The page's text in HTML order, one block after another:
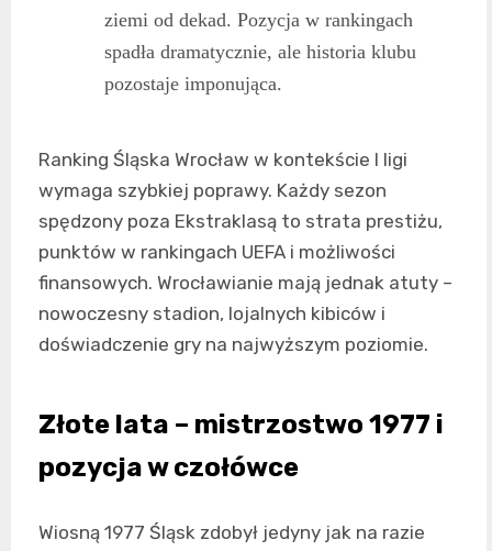
ziemi od dekad. Pozycja w rankingach
spadła dramatycznie, ale historia klubu
pozostaje imponująca.
Ranking Śląska Wrocław w kontekście I ligi
wymaga szybkiej poprawy. Każdy sezon
spędzony poza Ekstraklasą to strata prestiżu,
punktów w rankingach UEFA i możliwości
finansowych. Wrocławianie mają jednak atuty –
nowoczesny stadion, lojalnych kibiców i
doświadczenie gry na najwyższym poziomie.
Złote lata – mistrzostwo 1977 i
pozycja w czołówce
Wiosną 1977 Śląsk zdobył jedyny jak na razie